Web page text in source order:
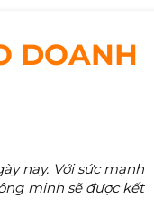
DOANH
nay. Với sức mạnh
minh sẽ được kết